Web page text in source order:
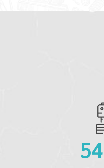
54